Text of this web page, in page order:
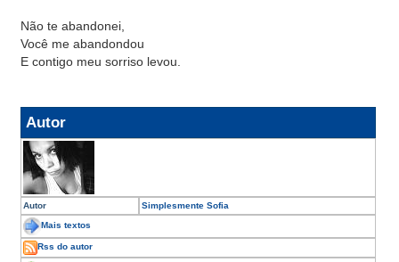
Não te abandonei,
Você me abandondou
E contigo meu sorriso levou.
Autor
Autor Simplesmente Sofia
Mais textos
Rss do autor